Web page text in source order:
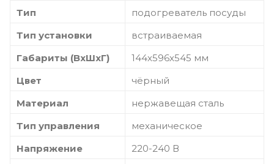
Тип
подогреватель посуды
Тип установки
встраиваемая
Габариты (ВхШхГ)
144х596х545 мм
Цвет
чёрный
Материал
нержавещая сталь
Тип управления
механическое
Напряжение
220-240 В